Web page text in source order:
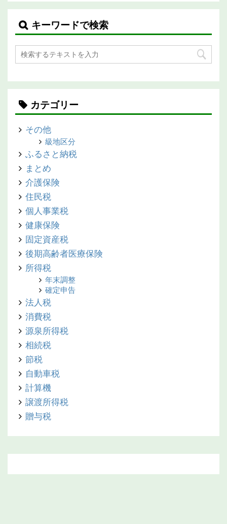
キーワードで検索
カテゴリー
その他
級地区分
ふるさと納税
まとめ
介護保険
住民税
個人事業税
健康保険
固定資産税
後期高齢者医療保険
所得税
年末調整
確定申告
法人税
消費税
源泉所得税
相続税
節税
自動車税
計算機
譲渡所得税
贈与税